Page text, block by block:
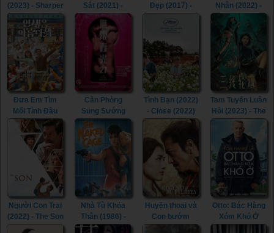
(2023) - Sharper
(2023)
Sắt (2021) -
Railway Heroes
(2021)
Đẹp (2017) -
Picture of
Nhân (2022) -
Lesson in
Murder (2022)
Đưa Em Tìm
Mối Tình Đầu
(2022) - Life Is
Beautiful (2022)
Căn Phòng
Sung Sướng
(2015) - In the
Room (2015)
Tình Bạn (2022)
- Close (2022)
Tam Tuyến Luân
Hồi (2023) - The
River (2023)
Người Con Trai
(2022) - The Son
(2022)
Nhà Tù Khỏa
Thân (1986) -
The Naked
Huyền thoại và
Con bướm
Otto: Bác Hàng
Xóm Khó Ở